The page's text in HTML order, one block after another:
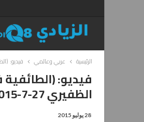
الرئيسية عربي وعالمي فيديو:
فيديو:
الظفيري 27-7-2015
28 يوليو 2015